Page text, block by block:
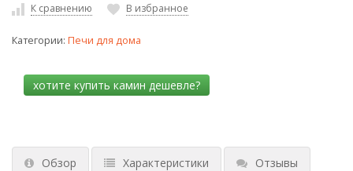
К сравнению В избранное
Категории: Печи для дома
Обзор Характеристики Отзывы